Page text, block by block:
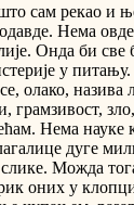
сам рекао и
Нема
Онда би
у
олако, назива
Нема науке
дуге
Можда
оних у